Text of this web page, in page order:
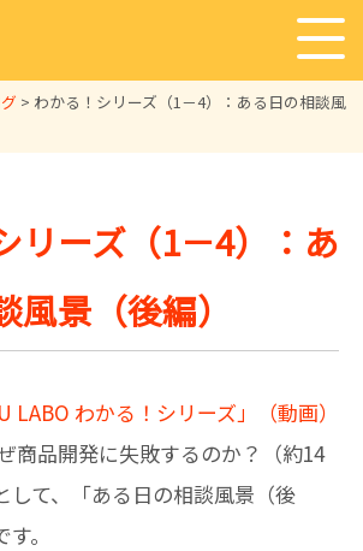
> わかる！シリーズ（1－4）：ある日の相談風
リーズ（1－4）：あ
風景（後編）
LABO わかる！シリーズ」（動画）
商品開発に失敗するのか？（約14
して、「ある日の相談風景（後
。